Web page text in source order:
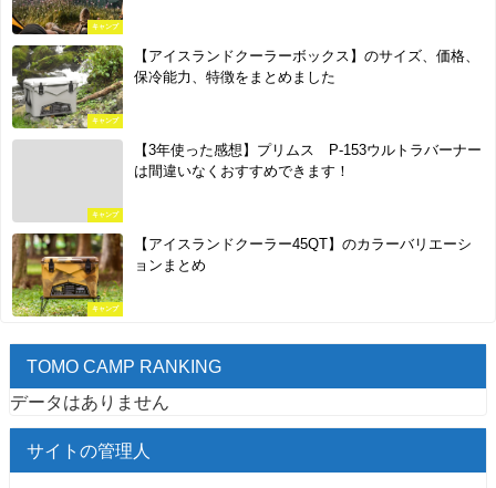
キャンプ
キャンプ
【アイスランドクーラーボックス】のサイズ、価格、
保冷能力、特徴をまとめました
キャンプ
【3年使った感想】プリムス P-153ウルトラバーナー
は間違いなくおすすめできます！
キャンプ
【アイスランドクーラー45QT】のカラーバリエーシ
ョンまとめ
TOMO CAMP RANKING
データはありません
サイトの管理人